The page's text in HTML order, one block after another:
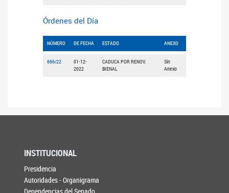
Órdenes del Día
NÚMERO DE FECHA ESTADO ANEXO
666/22
01-12-
2022
CADUCA POR RENOV.
BIENAL
Sin
Anexo
INSTITUCIONAL
Presidencia
Autoridades - Organigrama
Dependencias del Senado